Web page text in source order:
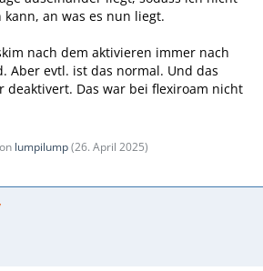
an was es nun liegt.
nach dem aktivieren immer nach
Aber evtl. ist das normal. Und das
deaktivert. Das war bei flexiroam nicht
lumpilump(26. April 2025)